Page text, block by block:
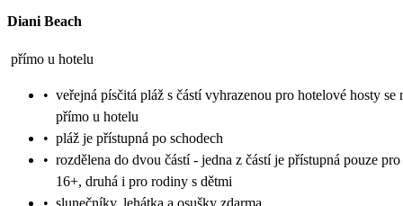
Diani Beach
přímo u hotelu
• veřejná písčitá pláž s částí vyhrazenou pro hotelové hosty se
přímo u hotelu
• pláž je přístupná po schodech
• rozdělena do dvou částí - jedna z částí je přístupná pouze pro
16+, druhá i pro rodiny s dětmi
• slunečníky, lehátka a osušky zdarma